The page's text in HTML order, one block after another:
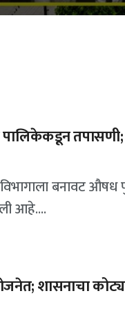
बनावट
आहे....
शासनाचा